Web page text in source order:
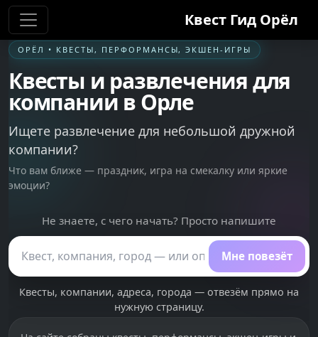
Квест Гид Орёл
ОРЁЛ • КВЕСТЫ, ПЕРФОРМАНСЫ, ЭКШЕН-ИГРЫ
Квесты и развлечения для
компании вОрле
Ищете развлечение для небольшой дружной
компании?
Что вам ближе — праздник, игра на смекалку или яркие
эмоции?
Не знаете, с чего начать? Просто напишите
Поиск по сайту
Мне повезёт
Квесты, компании, адреса, города — отвезём прямо на
нужную страницу.